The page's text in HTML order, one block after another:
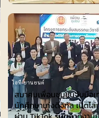
ไอที-ยานยนต์
สมาคมเพื่อนชุมชนจับมือเ
นักศึกษาเก่งดิจิทัล เปิดโล